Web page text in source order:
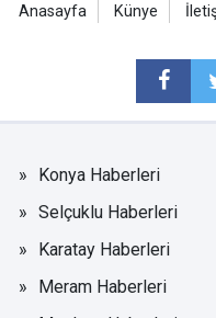
Anasayfa Künye
Konya Haberleri
Selçuklu Haberleri
Karatay Haberleri
Meram Haberleri